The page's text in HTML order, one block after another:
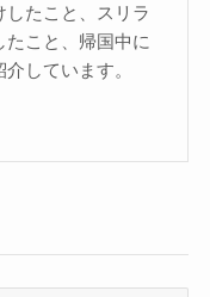
たこと、スリラ
こと、帰国中に
しています。